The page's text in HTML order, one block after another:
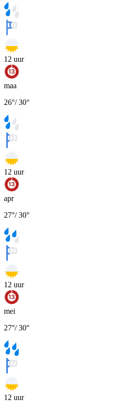
12 uur
maa
26°/30°
12 uur
apr
27°/30°
12 uur
mei
27°/30°
12 uur